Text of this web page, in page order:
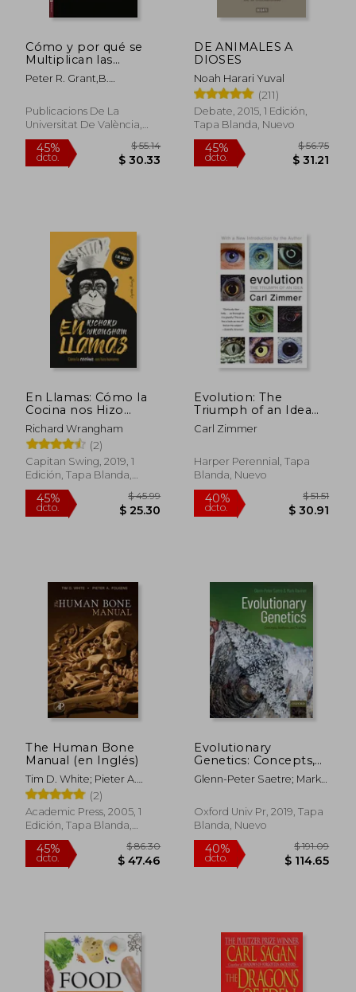
40%
dcto.
Cómo y por qué se
Multiplican las
Especies: La
Radicación de los
Peter R. Grant,B.
Publicacions De La
Universitat De València,
2014, 1 Edición, Tapa
Blanda, Nuevo
45%
dcto. $ 30.33
DE ANIMALES A
DIOSES
Noah Harari Yuval
(211)
Debate, 2015, 1 Edición,
Tapa Blanda, Nuevo
45%
dcto. $
En Llamas: Cómo la
Cocina nos Hizo
Humanos
Richard Wrangham
(2)
Capitan Swing, 2019, 1
Edición, Tapa Blanda,
Nuevo
45% $ 45.99
Evolution: The
Triumph of an Idea
(en Inglés)
Carl Zimmer
Harper Perennial, Tapa
Blanda, Nuevo
40%
The Human Bone
Manual (en Inglés)
Tim D. White; Pieter A.
Folkens
(2)
Academic Press, 2005, 1
Edición, Tapa Blanda,
Nuevo
Evolutionary
Genetics: Concepts,
Analysis, and Practice
(en Inglés)
Glenn-Peter Saetre; Mark
Oxford Univ Pr, 2019, Tapa
Blanda, Nuevo